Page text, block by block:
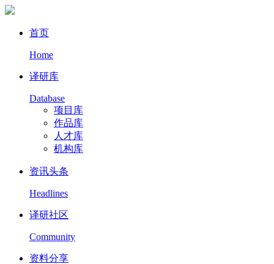
首页
Home
译研库
Database
项目库
作品库
人才库
机构库
资讯头条
Headlines
译研社区
Community
资料分享